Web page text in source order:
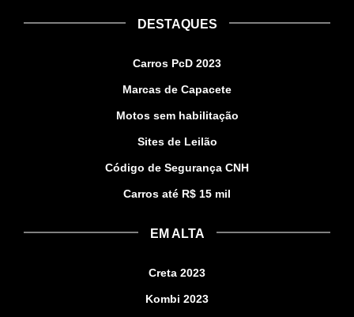
DESTAQUES
Carros PcD 2023
Marcas de Capacete
Motos sem habilitação
Sites de Leilão
Código de Segurança CNH
Carros até R$ 15 mil
EM ALTA
Creta 2023
Kombi 2023